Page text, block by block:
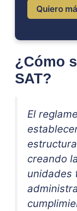
Quiero
¿Cómo
SAT?
El
creando
unidades